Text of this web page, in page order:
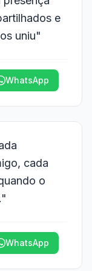
e
uniu"
WhatsApp
cada
o
WhatsApp